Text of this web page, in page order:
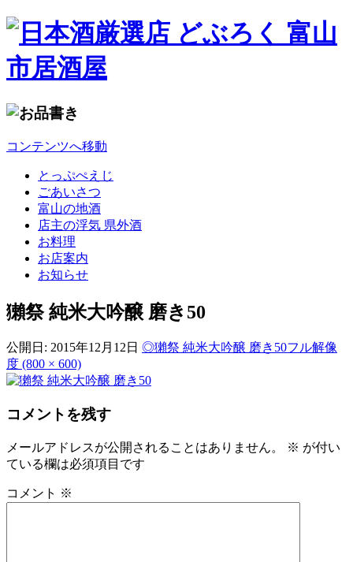
コンテンツへ移動
とっぷぺえじ
ごあいさつ
富山の地酒
店主の浮気 県外酒
お料理
お店案内
お知らせ
獺祭 純米大吟醸 磨き50
公開日: 2015年12月12日 ◎獺祭 純米大吟醸 磨き50フル解像
度 (800 × 600)
コメントを残す
メールアドレスが公開されることはありません。 ※ が付い
ている欄は必須項目です
コメント ※